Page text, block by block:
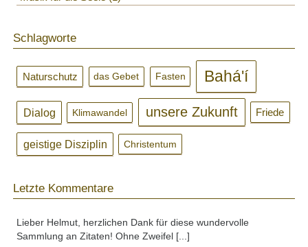
Schlagworte
Naturschutz das Gebet Fasten Bahá'í
Dialog Klimawandel unsere Zukunft Friede
geistige Disziplin Christentum
Letzte Kommentare
Lieber Helmut, herzlichen Dank für diese wundervolle
Sammlung an Zitaten! Ohne Zweifel [...]